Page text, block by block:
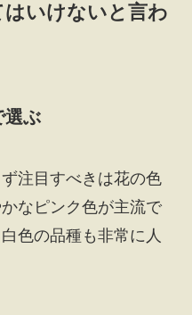
いけないと言わ
選ぶ
注目すべきは花の色
なピンク色が主流で
色の品種も非常に人